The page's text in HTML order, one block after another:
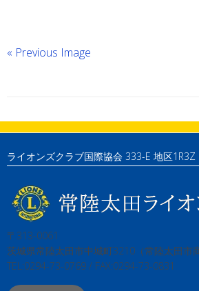
« Previous Image
ライオンズクラブ国際協会 333-E 地区1R3Z
〒313-0061
茨城県常陸太田市中城町3210（常陸太田市
TEL:0294-73-0769 / FAX:0294-73-0831